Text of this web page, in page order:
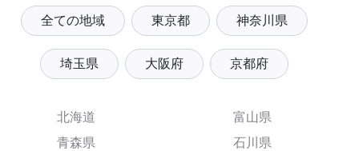
全ての地域 東京都 神奈川県
埼玉県 大阪府 京都府
北海道
青森県
富山県
石川県